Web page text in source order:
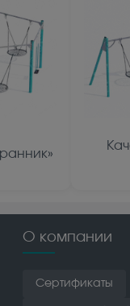
О компании
Сертификаты